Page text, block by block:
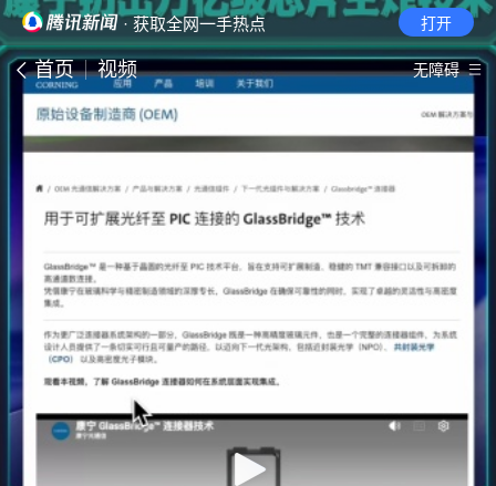
· 获取全网一手热点 打开
首页 视频 无障碍